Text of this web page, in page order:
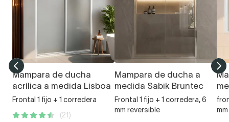
Mampara de ducha
acrílica a medida Lisboa
Frontal 1 fijo + 1 corredera
(21)
Mampara de ducha a
medida Sabik Bruntec
Frontal 1 fijo + 1 corredera, 6
mm reversible
mm